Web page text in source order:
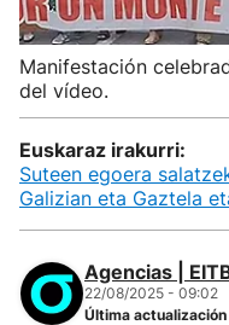
Manifestación
del vídeo.
Euskaraz irakurri:
Suteen egoera
Galizian eta Gaztela
Agencias |
22/08/2025 - 09:02
Última actualización